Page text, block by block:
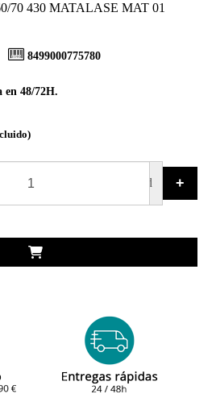
70 430 MATALASE MAT 01
8499000775780
en 48/72H.
ud +